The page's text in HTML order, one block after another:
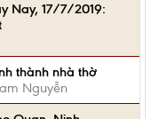
Nay, 17/7/2019:
thành nhà thờ
Nguyễn